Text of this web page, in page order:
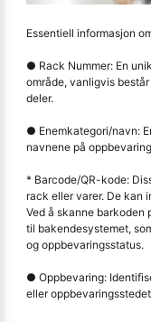
Essentiell informasjon
● Rack Nummer: En
område, vanligvis
deler.
● Enemkategori/navn:
navnene på
* Barcode/QR-kode:
rack eller varer. De kan
Ved å skanne
til bakendesystemet,
og oppbevaringsstatus.
● Oppbevaring:
eller